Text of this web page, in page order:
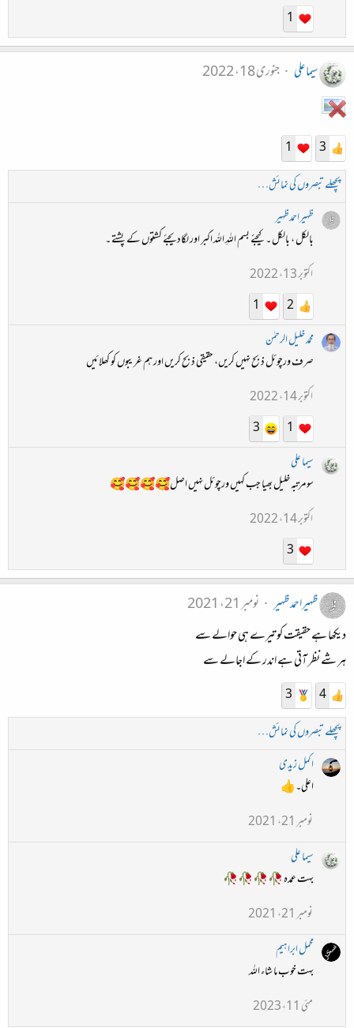
1
سیما علی جنوری 18، 2022
3
1
پچھلے تبصروں کی نمائش…
ظہیراحمدظہیر
بالکل ، بالکل ۔ کیجئے بسم اللہِ اللہ اکبر اور لگادیجئے کشتوں کے پشتے ۔
اکتوبر 13، 2022
2
1
محمد خلیل الرحمٰن
صرف ورچوئل ذبح نہیں کریں، حقیقی ذبح کریں اور ہم غریبوں کو کھلائیں
اکتوبر 14، 2022
1
3
سیما علی
سو مرتبہ خلیل بھیا جب کہیں ورچوئل نہیں اصل🥰🥰🥰🥰
اکتوبر 14، 2022
3
ظہیراحمدظہیر
نومبر 21، 2021
دیکھا ہے حقیقت کو تیرے ہی حوالے سے
ہر شے نظر آتی ہے اندر کے اجالے سے
4
3
پچھلے تبصروں کی نمائش…
اکمل زیدی
اعلی۔👍
نومبر 21، 2021
سیما علی
بہت عمدہ 🥀🥀🥀🥀
نومبر 21، 2021
محمل ابراہیم
بہت خوب ما شاء اللہ
مئی 11، 2023